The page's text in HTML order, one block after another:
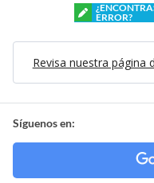
ERROR?
Revisa nuestra página
Síguenos en: